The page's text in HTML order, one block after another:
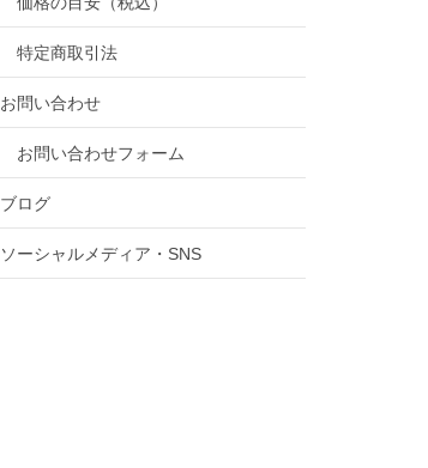
特定商取引法
お問い合わせ
お問い合わせフォーム
ブログ
ソーシャルメディア・SNS